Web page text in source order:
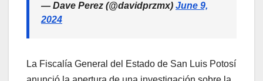
— Dave Perez (@davidprzmx) June 9,
2024
La Fiscalía General del Estado de San Luis Potosí